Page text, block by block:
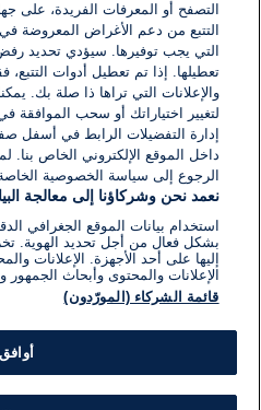
اكتب تعليقًا جديدًا ...
التصفح أو المعرفات الفريدة، على
التتبع من دعم الأغراض المعروضة في
التي يجب توفيرها. سيؤدي تحديد
تعطيلها. إذا تم تعطيل أدوات
والإعلانات التي تراها ذا صلة بك.
لتغيير اختياراتك أو سحب
إدارة التفضيلات الرابط في أسفل
داخل الموقع الإلكتروني الخاص بنا.
الرجوع إلى سياسة الخصوصية الخاصة
نعمد نحن وشركاؤنا إلى معالجة
استخدام بيانات الموقع الجغرافي
بشكل فعال من أجل تحديد الهوية.
إليها على أحد الأجهزة. الإعلانات
الإعلانات والمحتوى وأبحاث
قائمة الشركاء (المورّدون)
أوافق